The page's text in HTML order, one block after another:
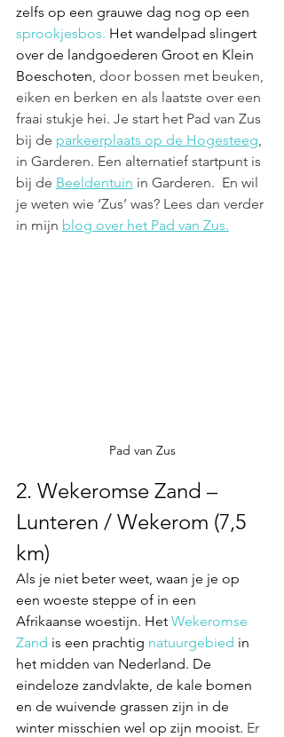
zelfs op een grauwe dag nog op een
sprookjesbos. Het wandelpad slingert
over de landgoederen Groot en Klein
Boeschoten, door bossen met beuken,
eiken en berken en als laatste over een
fraai stukje hei. Je start het Pad van Zus
bij de parkeerplaats op de Hogesteeg,
in Garderen. Een alternatief startpunt is
bij de Beeldentuin in Garderen.  En wil
je weten wie ‘Zus’ was? Lees dan verder
in mijn blog over het Pad van Zus.
Pad van Zus
2. Wekeromse Zand –
Lunteren / Wekerom (7,5
km)
Als je niet beter weet, waan je je op
een woeste steppe of in een
Afrikaanse woestijn. Het Wekeromse
Zand is een prachtig natuurgebied in
het midden van Nederland. De
eindeloze zandvlakte, de kale bomen
en de wuivende grassen zijn in de
winter misschien wel op zijn mooist. Er